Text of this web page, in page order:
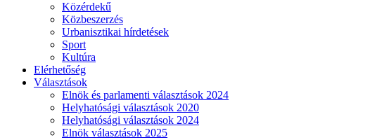
Közérdekű
Közbeszerzés
Urbanisztikai hírdetések
Sport
Kultúra
Elérhetőség
Választások
Elnök és parlamenti választások 2024
Helyhatósági választások 2020
Helyhatósági választások 2024
Elnök választások 2025